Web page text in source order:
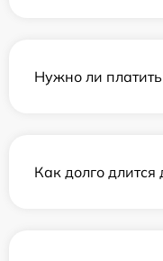
Нужно ли
Как долго длится